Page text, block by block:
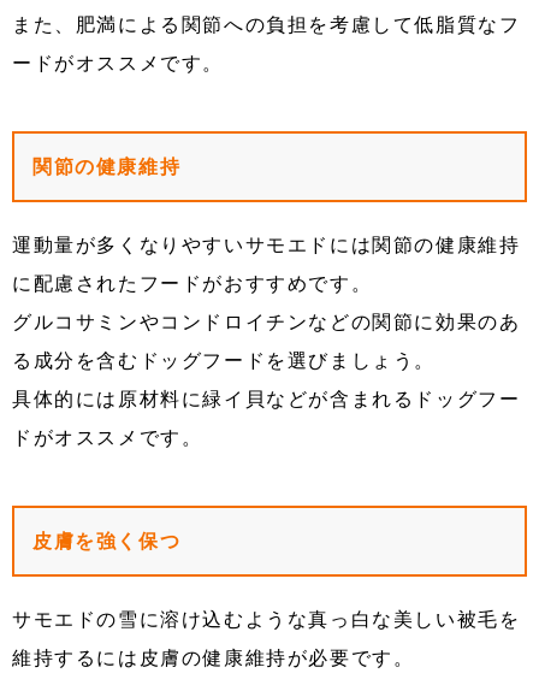
また、肥満による関節への負担を考慮して低脂質なフ
ードがオススメです。
関節の健康維持
運動量が多くなりやすいサモエドには関節の健康維持
に配慮されたフードがおすすめです。
グルコサミンやコンドロイチンなどの関節に効果のあ
る成分を含むドッグフードを選びましょう。
具体的には原材料に緑イ貝などが含まれるドッグフー
ドがオススメです。
皮膚を強く保つ
サモエドの雪に溶け込むような真っ白な美しい被毛を
維持するには皮膚の健康維持が必要です。